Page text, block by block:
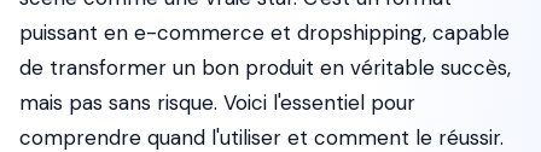
puissant en e-commerce et dropshipping, capable
de transformer un bon produit en véritable succès,
mais pas sans risque. Voici l'essentiel pour
comprendre quand l'utiliser et comment le réussir.